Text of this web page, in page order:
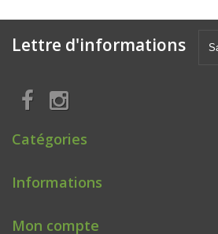
Lettre d'informations
Catégories
Informations
Mon compte